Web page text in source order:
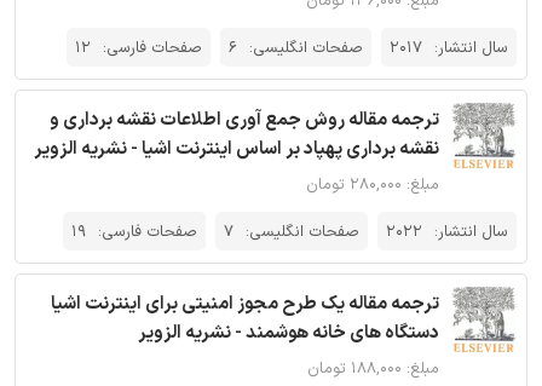
سال انتشار: 2017 صفحات انگلیسی: 6 صفحات فارسی: 12
ترجمه مقاله روش جمع آوری اطلاعات نقشه برداری و
نقشه برداری پهپاد بر اساس اینترنت اشیا - نشریه الزویر
مبلغ: ۲۸۰,۰۰۰ تومان
سال انتشار: 2022 صفحات انگلیسی: 7 صفحات فارسی: 19
ترجمه مقاله یک طرح مجوز امنیتی برای اینترنت اشیا
دستگاه های خانه هوشمند - نشریه الزویر
مبلغ: ۱۸۸,۰۰۰ تومان